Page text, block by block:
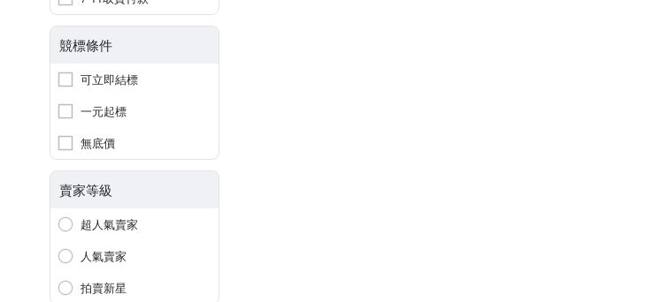
競標條件
可立即結標
一元起標
無底價
賣家等級
超人氣賣家
人氣賣家
拍賣新星